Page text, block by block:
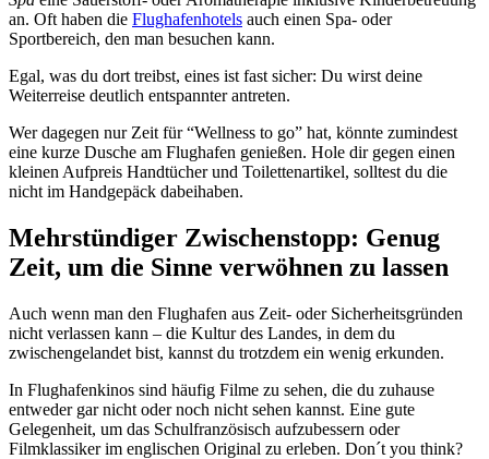
an. Oft haben die Flughafenhotels auch einen Spa- oder
Sportbereich, den man besuchen kann.
Egal, was du dort treibst, eines ist fast sicher: Du wirst deine
Weiterreise deutlich entspannter antreten.
Wer dagegen nur Zeit für “Wellness to go” hat, könnte zumindest
eine kurze Dusche am Flughafen genießen. Hole dir gegen einen
kleinen Aufpreis Handtücher und Toilettenartikel, solltest du die
nicht im Handgepäck dabeihaben.
Mehrstündiger Zwischenstopp: Genug
Zeit, um die Sinne verwöhnen zu lassen
Auch wenn man den Flughafen aus Zeit- oder Sicherheitsgründen
nicht verlassen kann – die Kultur des Landes, in dem du
zwischengelandet bist, kannst du trotzdem ein wenig erkunden.
In Flughafenkinos sind häufig Filme zu sehen, die du zuhause
entweder gar nicht oder noch nicht sehen kannst. Eine gute
Gelegenheit, um das Schulfranzösisch aufzubessern oder
Filmklassiker im englischen Original zu erleben. Don´t you think?